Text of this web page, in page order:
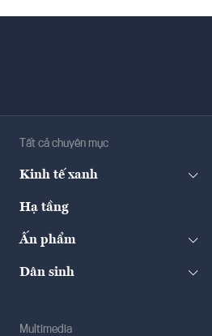
Tất cả chuyên mục
Kinh tế xanh
Hạ tầng
Ấn phẩm
Dân sinh
Multimedia